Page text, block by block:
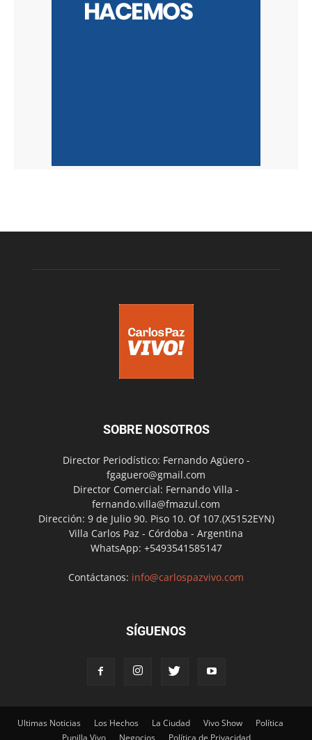
SOBRE NOSOTROS
Director Periodístico: Fernando Agüero -
fgaguero@gmail.com
Director Comercial: Fernando Villa -
fernando.villa@fmazul.com
Dirección: 9 de Julio 90. Piso 10. Of 107.(X5152EYN)
Villa Carlos Paz - Córdoba - Argentina
WhatsApp: +5493541585147
Contáctanos: info@carlospazvivo.com
SÍGUENOS
Ultimas Noticias Los Hechos La Ciudad Vivo Show
Política
Punilla Vivo
Negocios Política de Privacidad